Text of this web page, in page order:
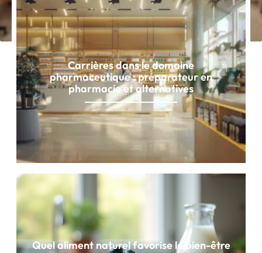
Carrières dans le domaine
pharmaceutique : préparateur en
pharmacie et alternatives
Quel aliment naturel favorise le bien-être